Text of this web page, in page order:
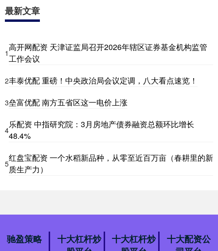
最新文章
1
高开网配资 天津证监局召开2026年辖区证券基金机构监管
工作会议
2丰泰优配 重磅！中央政治局会议定调，八大看点速览！
3垒富优配 南方五省区这一电价上涨
4
乐配资 中指研究院：3月房地产债券融资总额环比增长
48.4%
5
红盘宝配资 一个水稻新品种，从零至近百万亩（春耕里的新
质生产力）
驰盈策略
十大杠杆炒
十大杠杆炒
十大配资公